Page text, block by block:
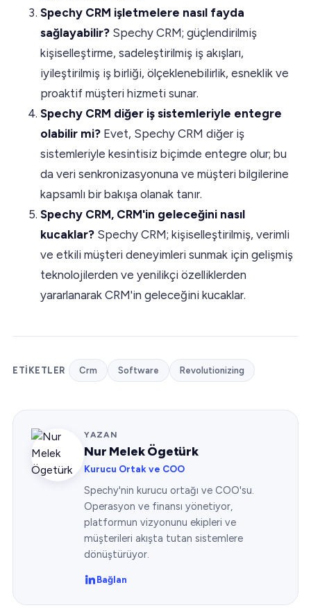
Spechy CRM işletmelere nasıl fayda
sağlayabilir? Spechy CRM; güçlendirilmiş
kişiselleştirme, sadeleştirilmiş iş akışları,
iyileştirilmiş iş birliği, ölçeklenebilirlik, esneklik ve
proaktif müşteri hizmeti sunar.
Spechy CRM diğer iş sistemleriyle entegre
olabilir mi? Evet, Spechy CRM diğer iş
sistemleriyle kesintisiz biçimde entegre olur; bu
da veri senkronizasyonuna ve müşteri bilgilerine
kapsamlı bir bakışa olanak tanır.
Spechy CRM, CRM'in geleceğini nasıl
kucaklar? Spechy CRM; kişiselleştirilmiş, verimli
ve etkili müşteri deneyimleri sunmak için gelişmiş
teknolojilerden ve yenilikçi özelliklerden
yararlanarak CRM'in geleceğini kucaklar.
ETIKETLER Crm Software Revolutionizing
YAZAN
Nur Melek Ögetürk
Kurucu Ortak ve COO
Spechy'nin kurucu ortağı ve COO'su.
Operasyon ve finansı yönetiyor,
platformun vizyonunu ekipleri ve
müşterileri akışta tutan sistemlere
dönüştürüyor.
Bağlan